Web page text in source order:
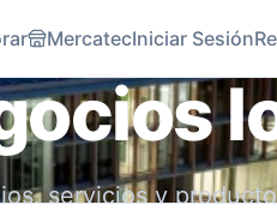
MercatecIniciar Sesión
servicios y